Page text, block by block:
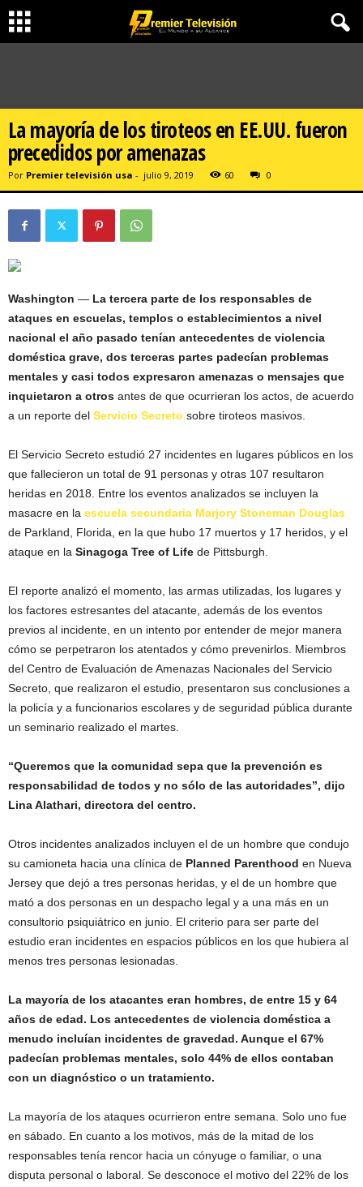
La mayoría de los tiroteos en EE.UU. fueron
precedidos por amenazas
Por Premier televisión usa - julio 9, 2019 60 0
Washington — La tercera parte de los responsables de
ataques en escuelas, templos o establecimientos a nivel
nacional el año pasado tenían antecedentes de violencia
doméstica grave, dos terceras partes padecían problemas
mentales y casi todos expresaron amenazas o mensajes que
inquietaron a otros antes de que ocurrieran los actos, de acuerdo
a un reporte del Servicio Secreto sobre tiroteos masivos.
El Servicio Secreto estudió 27 incidentes en lugares públicos en los
que fallecieron un total de 91 personas y otras 107 resultaron
heridas en 2018. Entre los eventos analizados se incluyen la
masacre en la escuela secundaria Marjory Stoneman Douglas
de Parkland, Florida, en la que hubo 17 muertos y 17 heridos, y el
ataque en la Sinagoga Tree of Life de Pittsburgh.
El reporte analizó el momento, las armas utilizadas, los lugares y
los factores estresantes del atacante, además de los eventos
previos al incidente, en un intento por entender de mejor manera
cómo se perpetraron los atentados y cómo prevenirlos. Miembros
del Centro de Evaluación de Amenazas Nacionales del Servicio
Secreto, que realizaron el estudio, presentaron sus conclusiones a
la policía y a funcionarios escolares y de seguridad pública durante
un seminario realizado el martes.
“Queremos que la comunidad sepa que la prevención es
responsabilidad de todos y no sólo de las autoridades”, dijo
Lina Alathari, directora del centro.
Otros incidentes analizados incluyen el de un hombre que condujo
su camioneta hacia una clínica de Planned Parenthood en Nueva
Jersey que dejó a tres personas heridas, y el de un hombre que
mató a dos personas en un despacho legal y a una más en un
consultorio psiquiátrico en junio. El criterio para ser parte del
estudio eran incidentes en espacios públicos en los que hubiera al
menos tres personas lesionadas.
La mayoría de los atacantes eran hombres, de entre 15 y 64
años de edad. Los antecedentes de violencia doméstica a
menudo incluían incidentes de gravedad. Aunque el 67%
padecían problemas mentales, solo 44% de ellos contaban
con un diagnóstico o un tratamiento.
La mayoría de los ataques ocurrieron entre semana. Solo uno fue
en sábado. En cuanto a los motivos, más de la mitad de los
responsables tenía rencor hacia un cónyuge o familiar, o una
disputa personal o laboral. Se desconoce el motivo del 22% de los